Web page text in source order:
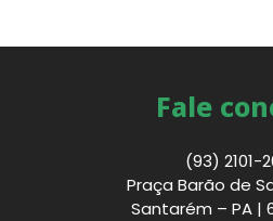
Fale
(93) 2101-
Praça Barão de
Santarém – PA |